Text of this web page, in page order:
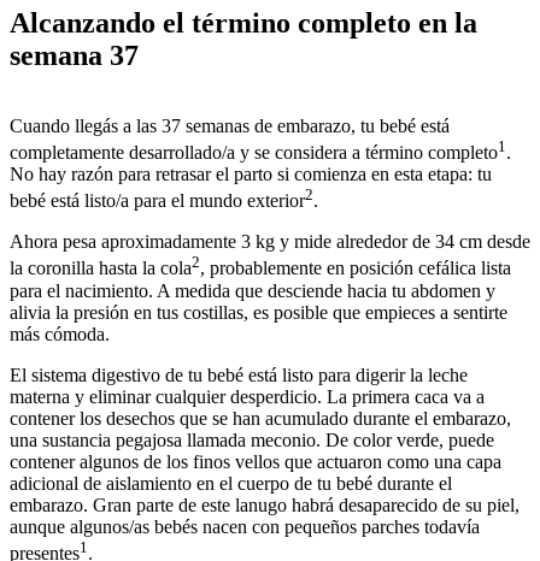
Alcanzando el término completo en la
semana 37
Cuando llegás a las 37 semanas de embarazo, tu bebé está
completamente desarrollado/a y se considera a término completo1 .
No hay razón para retrasar el parto si comienza en esta etapa: tu
bebé está listo/a para el mundo exterior2.
Ahora pesa aproximadamente 3 kg y mide alrededor de 34 cm desde
la coronilla hasta la cola2, probablemente en posición cefálica lista
para el nacimiento. A medida que desciende hacia tu abdomen y
alivia la presión en tus costillas, es posible que empieces a sentirte
más cómoda.
El sistema digestivo de tu bebé está listo para digerir la leche
materna y eliminar cualquier desperdicio. La primera caca va a
contener los desechos que se han acumulado durante el embarazo,
una sustancia pegajosa llamada meconio. De color verde, puede
contener algunos de los finos vellos que actuaron como una capa
adicional de aislamiento en el cuerpo de tu bebé durante el
embarazo. Gran parte de este lanugo habrá desaparecido de su piel,
aunque algunos/as bebés nacen con pequeños parches todavía
presentes1 .